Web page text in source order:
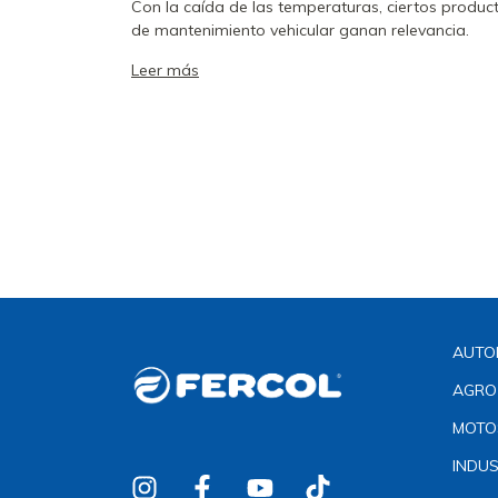
Con la caída de las temperaturas, ciertos
de mantenimiento vehicular ganan relevancia.
Leer más
AGRO